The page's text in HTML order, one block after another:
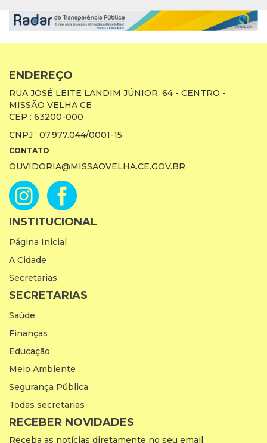
ENDEREÇO
RUA JOSÉ LEITE LANDIM JÚNIOR, 64 - CENTRO -
MISSÃO VELHA CE
CEP : 63200-000
CNPJ : 07.977.044/0001-15
CONTATO
OUVIDORIA@MISSAOVELHA.CE.GOV.BR
INSTITUCIONAL
Página Inicial
A Cidade
Secretarias
SECRETARIAS
Saúde
Finanças
Educação
Meio Ambiente
Segurança Pública
Todas secretarias
RECEBER NOVIDADES
Receba as notícias diretamente no seu email.